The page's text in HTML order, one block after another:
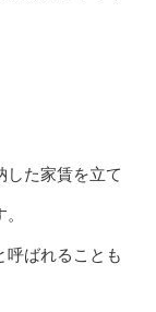
した家賃を立て
呼ばれることも